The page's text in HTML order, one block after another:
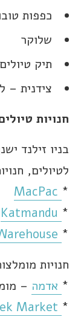
כפפות
שלוקר
תיק
צידנית –
חנויות
בניו זילנד
לטיולים,
*
*
*
חנויות
* אדמה –
*